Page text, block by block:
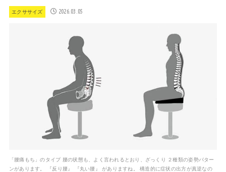
エクササイズ 2026.03.05
「腰痛もち」のタイプ 腰の状態も、よく言われるとおり、ざっくり ２種類の姿勢パター
ンがあります。 『反り腰』 『丸い腰』 がありますね。 構造的に症状の出方が真逆なの